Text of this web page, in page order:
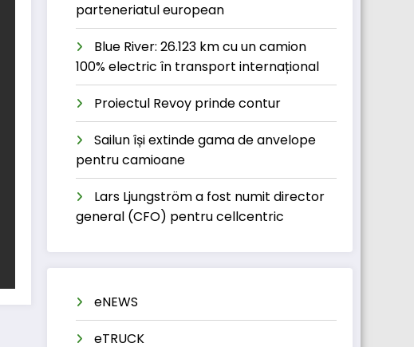
parteneriatul european
Blue River: 26.123 km cu un camion
100% electric în transport internațional
Proiectul Revoy prinde contur
Sailun își extinde gama de anvelope
pentru camioane
Lars Ljungström a fost numit director
general (CFO) pentru cellcentric
eNEWS
eTRUCK